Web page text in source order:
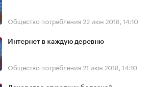
Общество потребления 22 июн 2018, 14:10
Интернет в каждую деревню
Общество потребления 21 июн 2018, 14:10